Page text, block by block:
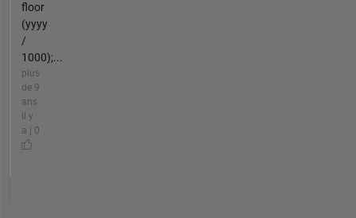
floor
(yyyy
/
1000);...
plus
de 9
ans
il y
a | 0